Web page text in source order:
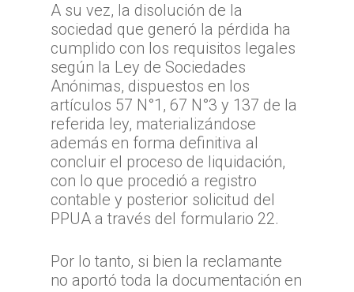
A su vez, la disolución de la
sociedad que generó la pérdida ha
cumplido con los requisitos legales
según la Ley de Sociedades
Anónimas, dispuestos en los
artículos 57 N°1, 67 N°3 y 137 de la
referida ley, materializándose
además en forma definitiva al
concluir el proceso de liquidación,
con lo que procedió a registro
contable y posterior solicitud del
PPUA a través del formulario 22.
Por lo tanto, si bien la reclamante
no aportó toda la documentación en
Inicio
TTA